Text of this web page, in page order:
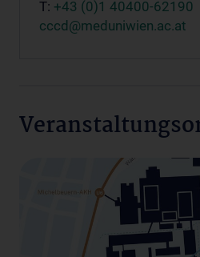
T: +43 (0)1 40400-62190
cccd@meduniwien.ac.at